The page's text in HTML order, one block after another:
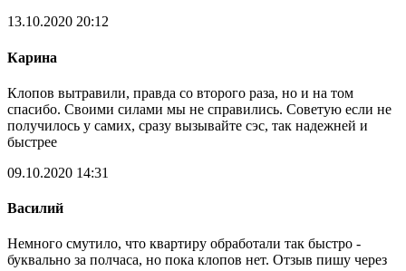
13.10.2020 20:12
Карина
Клопов вытравили, правда со второго раза, но и на том
спасибо. Своими силами мы не справились. Советую если не
получилось у самих, сразу вызывайте сэс, так надежней и
быстрее
09.10.2020 14:31
Василий
Немного смутило, что квартиру обработали так быстро -
буквально за полчаса, но пока клопов нет. Отзыв пишу через